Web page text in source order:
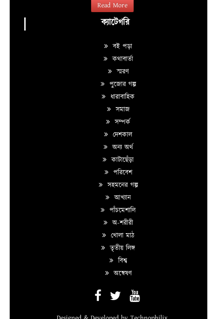
Read More
ক্যাটেগরি
বই পড়া
কথাবার্তা
স্মরণ
পুজোর গল্প
ধারাবাহিক
সমাজ
সম্পর্ক
দেশকাল
অন্য অর্থ
কাটাছেঁড়া
পরিবেশ
সহমনের গল্প
আখ্যান
পাঁচমেশালি
অ-শরীরী
খোলা মাঠ
তৃতীয় লিঙ্গ
বিশ্ব
অন্বেষণ